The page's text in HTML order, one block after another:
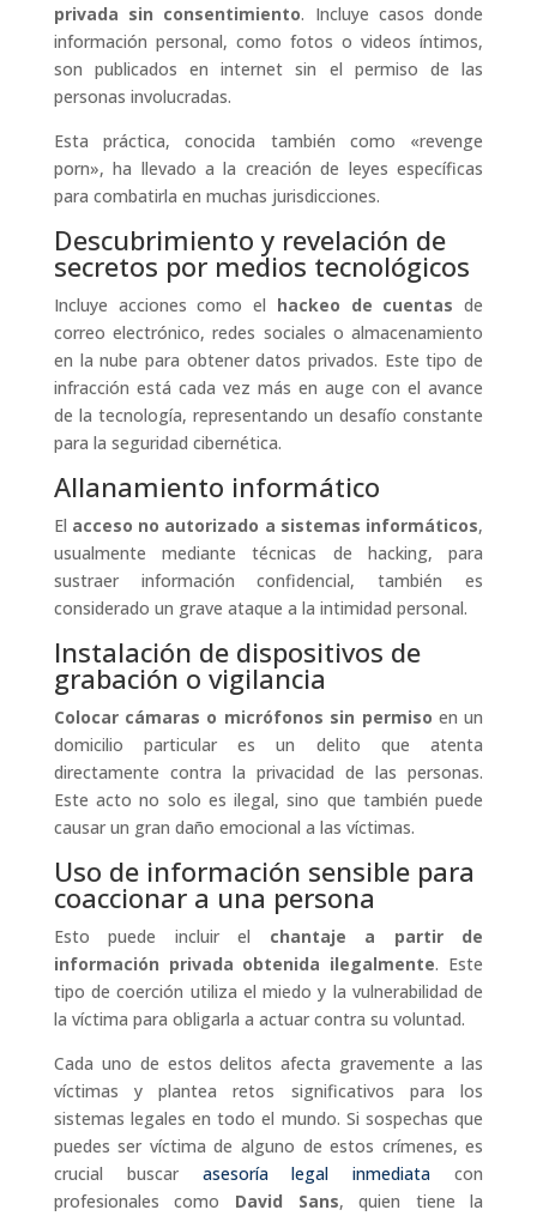
privada sin consentimiento. Incluye casos donde
información personal, como fotos o videos íntimos,
son publicados en internet sin el permiso de las
personas involucradas.
Esta práctica, conocida también como «revenge
porn», ha llevado a la creación de leyes específicas
para combatirla en muchas jurisdicciones.
Descubrimiento y revelación de
secretos por medios tecnológicos
Incluye acciones como el hackeo de cuentas de
correo electrónico, redes sociales o almacenamiento
en la nube para obtener datos privados. Este tipo de
infracción está cada vez más en auge con el avance
de la tecnología, representando un desafío constante
para la seguridad cibernética.
Allanamiento informático
El acceso no autorizado a sistemas informáticos,
usualmente mediante técnicas de hacking, para
sustraer información confidencial, también es
considerado un grave ataque a la intimidad personal.
Instalación de dispositivos de
grabación o vigilancia
Colocar cámaras o micrófonos sin permiso en un
domicilio particular es un delito que atenta
directamente contra la privacidad de las personas.
Este acto no solo es ilegal, sino que también puede
causar un gran daño emocional a las víctimas.
Uso de información sensible para
coaccionar a una persona
Esto puede incluir el chantaje a partir de
información privada obtenida ilegalmente. Este
tipo de coerción utiliza el miedo y la vulnerabilidad de
la víctima para obligarla a actuar contra su voluntad.
Cada uno de estos delitos afecta gravemente a las
víctimas y plantea retos significativos para los
sistemas legales en todo el mundo. Si sospechas que
puedes ser víctima de alguno de estos crímenes, es
crucial buscar asesoría legal inmediata con
profesionales como David Sans, quien tiene la